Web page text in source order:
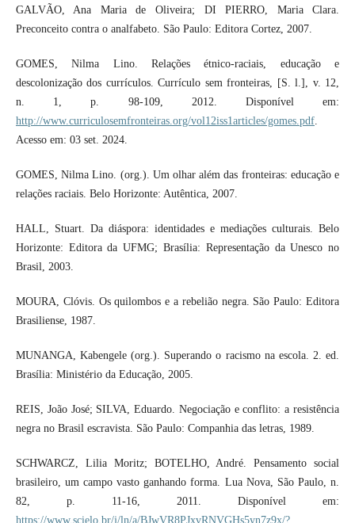
GALVÃO, Ana Maria de Oliveira; DI PIERRO, Maria Clara.
Preconceito contra o analfabeto. São Paulo: Editora Cortez, 2007.
GOMES, Nilma Lino. Relações étnico-raciais, educação e
descolonização dos currículos. Currículo sem fronteiras, [S. l.], v. 12,
n. 1, p. 98-109, 2012. Disponível em:
http://www.curriculosemfronteiras.org/vol12iss1articles/gomes.pdf.
Acesso em: 03 set. 2024.
GOMES, Nilma Lino. (org.). Um olhar além das fronteiras: educação e
relações raciais. Belo Horizonte: Autêntica, 2007.
HALL, Stuart. Da diáspora: identidades e mediações culturais. Belo
Horizonte: Editora da UFMG; Brasília: Representação da Unesco no
Brasil, 2003.
MOURA, Clóvis. Os quilombos e a rebelião negra. São Paulo: Editora
Brasiliense, 1987.
MUNANGA, Kabengele (org.). Superando o racismo na escola. 2. ed.
Brasília: Ministério da Educação, 2005.
REIS, João José; SILVA, Eduardo. Negociação e conflito: a resistência
negra no Brasil escravista. São Paulo: Companhia das letras, 1989.
SCHWARCZ, Lilia Moritz; BOTELHO, André. Pensamento social
brasileiro, um campo vasto ganhando forma. Lua Nova, São Paulo, n.
82, p. 11-16, 2011. Disponível em:
https://www.scielo.br/j/ln/a/BJwVR8PJxvRNVGHs5yn7z9x/?